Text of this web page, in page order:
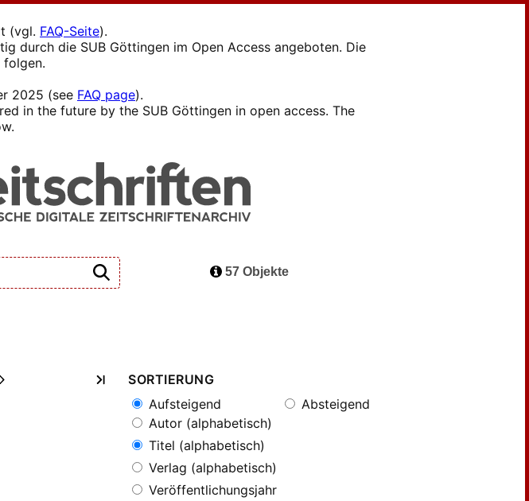
(vgl. FAQ-Seite).
durch die SUB Göttingen im Open Access angeboten. Die
2025 (see FAQ page).
in the future by the SUB Göttingen in open access. The
57 Objekte
SORTIERUNG
Aufsteigend
Absteigend
Autor (alphabetisch)
Titel (alphabetisch)
Verlag (alphabetisch)
Veröffentlichungsjahr